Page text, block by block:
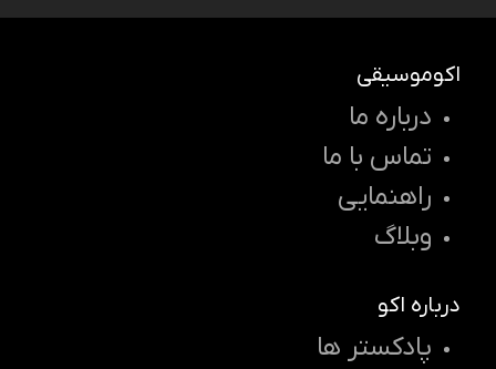
اکوموسیقی
درباره ما
تماس با ما
راهنمایی
وبلاگ
درباره اکو
پادکستر ها